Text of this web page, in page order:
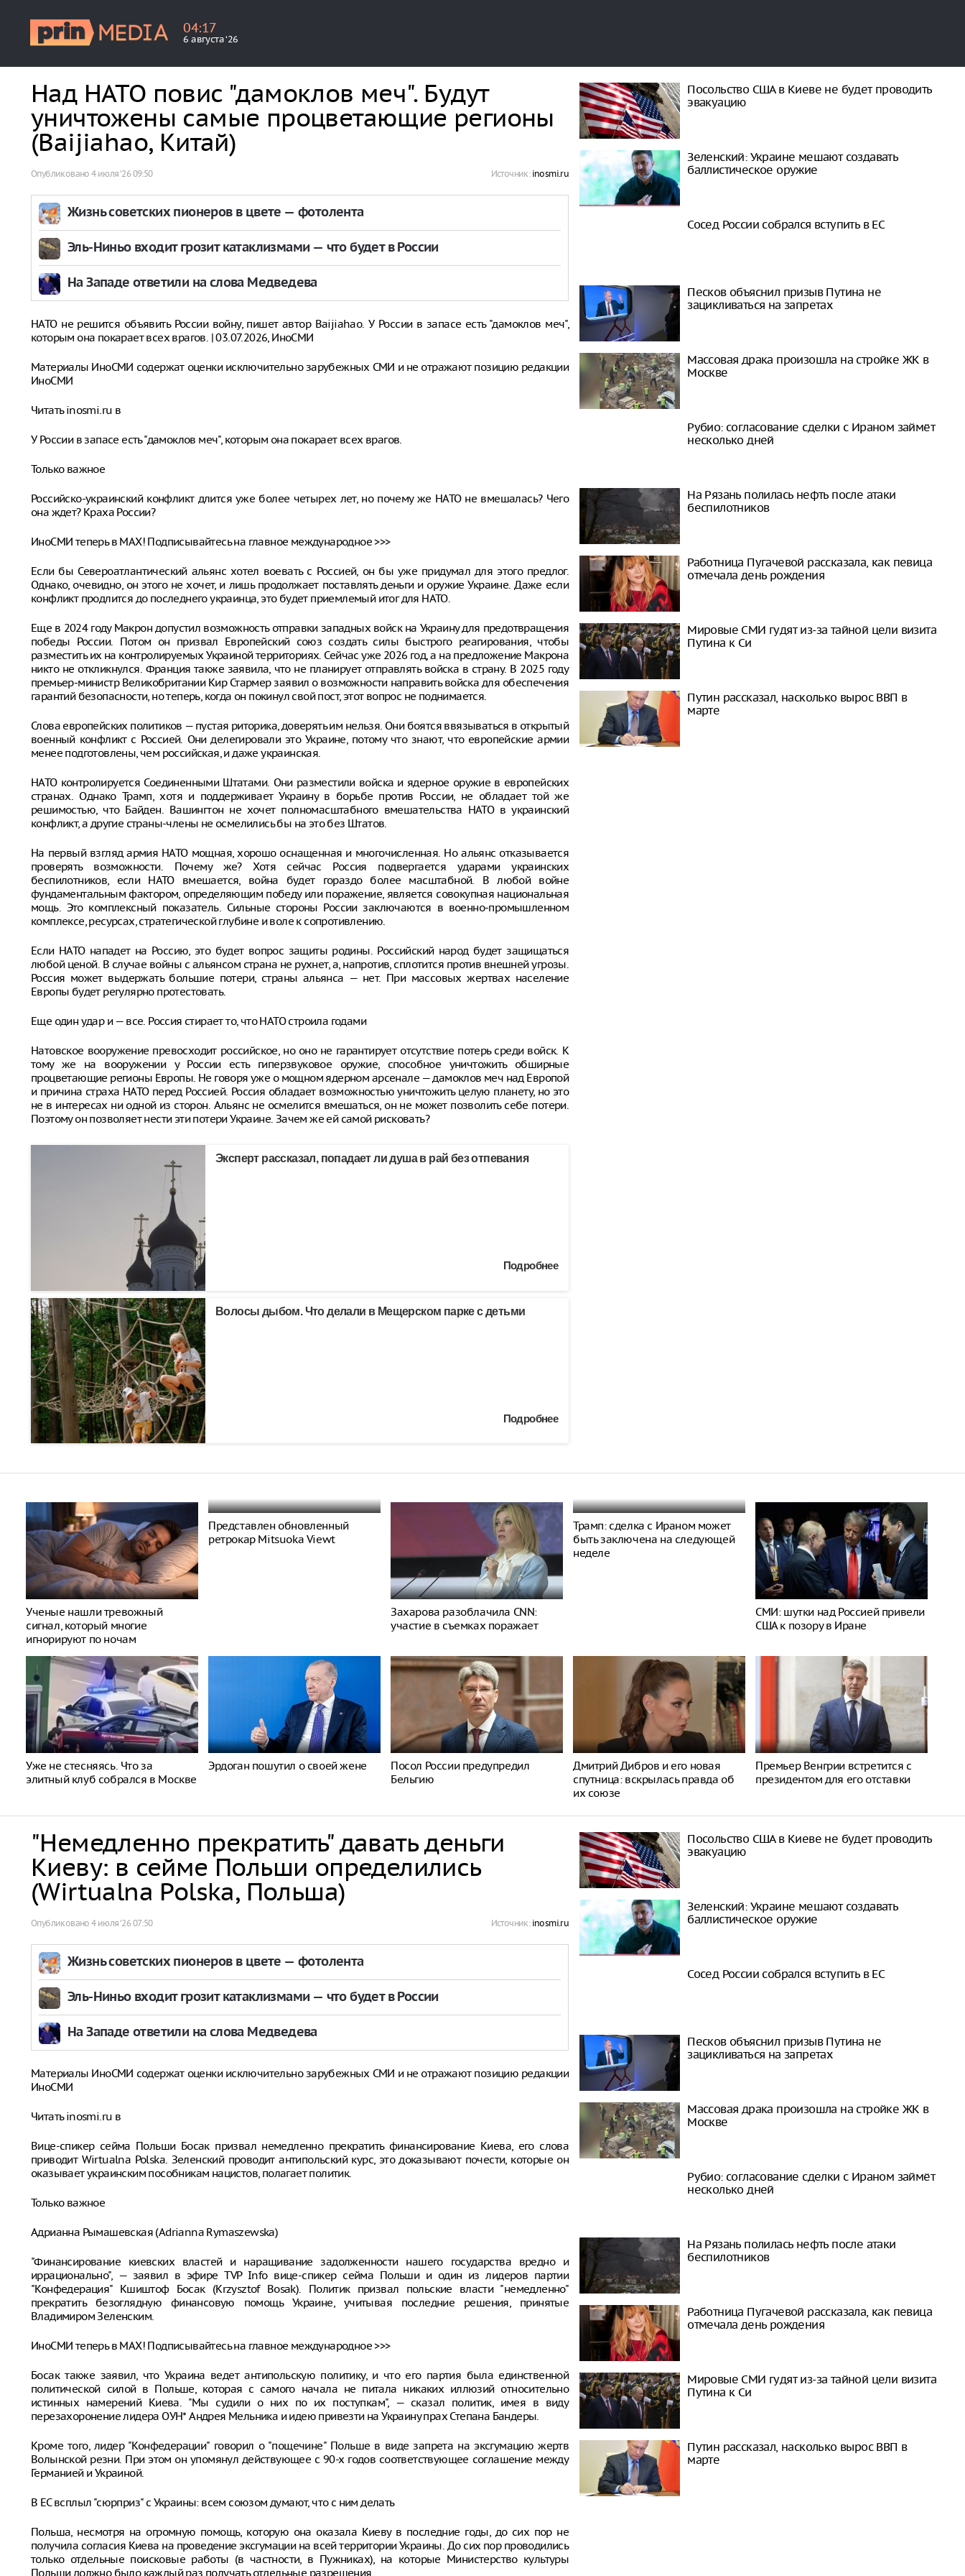
04:17
6 августа ‘26
Над НАТО повис "дамоклов меч". Будут
уничтожены самые процветающие регионы
(Baijiahao, Китай)
Опубликовано4 июля ‘26 09:50 Источник: inosmi.ru
Жизнь советских пионеров в цвете — фотолента
Эль-Ниньо входит грозит катаклизмами — что будет в России
На Западе ответили на слова Медведева
НАТО не решится объявить России войну, пишет автор Baijiahao. У России в запасе есть "дамоклов меч",
которым она покарает всех врагов. | 03.07.2026, ИноСМИ
Материалы ИноСМИ содержат оценки исключительно зарубежных СМИ и не отражают позицию редакции
ИноСМИ
Читать inosmi.ru в
У России в запасе есть "дамоклов меч", которым она покарает всех врагов.
Только важное
Российско-украинский конфликт длится уже более четырех лет, но почему же НАТО не вмешалась? Чего
она ждет? Краха России?
ИноСМИ теперь в MAX! Подписывайтесь на главное международное >>>
Если бы Североатлантический альянс хотел воевать с Россией, он бы уже придумал для этого предлог.
Однако, очевидно, он этого не хочет, и лишь продолжает поставлять деньги и оружие Украине. Даже если
конфликт продлится до последнего украинца, это будет приемлемый итог для НАТО.
Еще в 2024 году Макрон допустил возможность отправки западных войск на Украину для предотвращения
победы России. Потом он призвал Европейский союз создать силы быстрого реагирования, чтобы
разместить их на контролируемых Украиной территориях. Сейчас уже 2026 год, а на предложение Макрона
никто не откликнулся. Франция также заявила, что не планирует отправлять войска в страну. В 2025 году
премьер-министр Великобритании Кир Стармер заявил о возможности направить войска для обеспечения
гарантий безопасности, но теперь, когда он покинул свой пост, этот вопрос не поднимается.
Слова европейских политиков — пустая риторика, доверять им нельзя. Они боятся ввязываться в открытый
военный конфликт с Россией. Они делегировали это Украине, потому что знают, что европейские армии
менее подготовлены, чем российская, и даже украинская.
НАТО контролируется Соединенными Штатами. Они разместили войска и ядерное оружие в европейских
странах. Однако Трамп, хотя и поддерживает Украину в борьбе против России, не обладает той же
решимостью, что Байден. Вашингтон не хочет полномасштабного вмешательства НАТО в украинский
конфликт, а другие страны-члены не осмелились бы на это без Штатов.
На первый взгляд армия НАТО мощная, хорошо оснащенная и многочисленная. Но альянс отказывается
проверять возможности. Почему же? Хотя сейчас Россия подвергается ударами украинских
беспилотников, если НАТО вмешается, война будет гораздо более масштабной. В любой войне
фундаментальным фактором, определяющим победу или поражение, является совокупная национальная
мощь. Это комплексный показатель. Сильные стороны России заключаются в военно-промышленном
комплексе, ресурсах, стратегической глубине и воле к сопротивлению.
Если НАТО нападет на Россию, это будет вопрос защиты родины. Российский народ будет защищаться
любой ценой. В случае войны с альянсом страна не рухнет, а, напротив, сплотится против внешней угрозы.
Россия может выдержать большие потери, страны альянса — нет. При массовых жертвах население
Европы будет регулярно протестовать.
Еще один удар и — все. Россия стирает то, что НАТО строила годами
Натовское вооружение превосходит российское, но оно не гарантирует отсутствие потерь среди войск. К
тому же на вооружении у России есть гиперзвуковое оружие, способное уничтожить обширные
процветающие регионы Европы. Не говоря уже о мощном ядерном арсенале — дамоклов меч над Европой
и причина страха НАТО перед Россией. Россия обладает возможностью уничтожить целую планету, но это
не в интересах ни одной из сторон. Альянс не осмелится вмешаться, он не может позволить себе потери.
Поэтому он позволяет нести эти потери Украине. Зачем же ей самой рисковать?
Эксперт рассказал, попадает ли душа в рай без отпевания
Подробнее
Волосы дыбом. Что делали в Мещерском парке с детьми
Подробнее
Посольство США в Киеве не будет проводить
эвакуацию
Зеленский: Украине мешают создавать
баллистическое оружие
Сосед России собрался вступить в ЕС
Песков объяснил призыв Путина не
зацикливаться на запретах
Массовая драка произошла на стройке ЖК в
Москве
Рубио: согласование сделки с Ираном займёт
несколько дней
На Рязань полилась нефть после атаки
беспилотников
Работница Пугачевой рассказала, как певица
отмечала день рождения
Мировые СМИ гудят из-за тайной цели визита
Путина к Си
Путин рассказал, насколько вырос ВВП в
марте
Ученые нашли тревожный
сигнал, который многие
игнорируют по ночам
Представлен обновленный
ретрокар Mitsuoka Viewt
Захарова разоблачила CNN:
участие в съемках поражает
Трамп: сделка с Ираном может
быть заключена на следующей
неделе
СМИ: шутки над Россией привели
США к позору в Иране
Уже не стесняясь. Что за
элитный клуб собрался в Москве
Эрдоган пошутил о своей жене
Посол России предупредил
Бельгию
Дмитрий Дибров и его новая
спутница: вскрылась правда об
их союзе
Премьер Венгрии встретится с
президентом для его отставки
"Немедленно прекратить" давать деньги
Киеву: в сейме Польши определились
(Wirtualna Polska, Польша)
Опубликовано4 июля ‘26 07:50 Источник: inosmi.ru
Жизнь советских пионеров в цвете — фотолента
Эль-Ниньо входит грозит катаклизмами — что будет в России
На Западе ответили на слова Медведева
Материалы ИноСМИ содержат оценки исключительно зарубежных СМИ и не отражают позицию редакции
ИноСМИ
Читать inosmi.ru в
Вице-спикер сейма Польши Босак призвал немедленно прекратить финансирование Киева, его слова
приводит Wirtualna Polska. Зеленский проводит антипольский курс, это доказывают почести, которые он
оказывает украинским пособникам нацистов, полагает политик.
Только важное
Адрианна Рымашевская (Adrianna Rymaszewska)
"Финансирование киевских властей и наращивание задолженности нашего государства вредно и
иррационально", — заявил в эфире TVP Info вице-спикер сейма Польши и один из лидеров партии
"Конфедерация" Кшиштоф Босак (Krzysztof Bosak). Политик призвал польские власти "немедленно"
прекратить безоглядную финансовую помощь Украине, учитывая последние решения, принятые
Владимиром Зеленским.
ИноСМИ теперь в MAX! Подписывайтесь на главное международное >>>
Босак также заявил, что Украина ведет антипольскую политику, и что его партия была единственной
политической силой в Польше, которая с самого начала не питала никаких иллюзий относительно
истинных намерений Киева. "Мы судили о них по их поступкам", — сказал политик, имея в виду
перезахоронение лидера ОУН* Андрея Мельника и идею привезти на Украину прах Степана Бандеры.
Кроме того, лидер "Конфедерации" говорил о "пощечине" Польше в виде запрета на эксгумацию жертв
Волынской резни. При этом он упомянул действующее с 90-х годов соответствующее соглашение между
Германией и Украиной.
В ЕС всплыл "сюрприз" с Украины: всем союзом думают, что с ним делать
Польша, несмотря на огромную помощь, которую она оказала Киеву в последние годы, до сих пор не
получила согласия Киева на проведение эксгумации на всей территории Украины. До сих пор проводились
только отдельные поисковые работы (в частности, в Пужниках), на которые Министерство культуры
Польши должно было каждый раз получать отдельные разрешения.
Посольство США в Киеве не будет проводить
эвакуацию
Зеленский: Украине мешают создавать
баллистическое оружие
Сосед России собрался вступить в ЕС
Песков объяснил призыв Путина не
зацикливаться на запретах
Массовая драка произошла на стройке ЖК в
Москве
Рубио: согласование сделки с Ираном займёт
несколько дней
На Рязань полилась нефть после атаки
беспилотников
Работница Пугачевой рассказала, как певица
отмечала день рождения
Мировые СМИ гудят из-за тайной цели визита
Путина к Си
Путин рассказал, насколько вырос ВВП в
марте